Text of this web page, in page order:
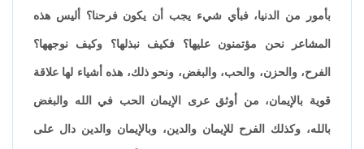
بأمور من الدنيا، فبأي شيء يجب أن يكون فرحنا؟ أليس هذه
المشاعر نحن مؤتمنون عليها؟ فكيف نبذلها؟ وكيف نوجهها؟
الفرح، والحزن، والحب، والبغض، ونحو ذلك، هذه أشياء لها علاقة
قوية بالإيمان، من أوثق عرى الإيمان الحب في الله والبغض
بالله، وكذلك الفرح للإيمان والدين، وبالإيمان والدين دال على